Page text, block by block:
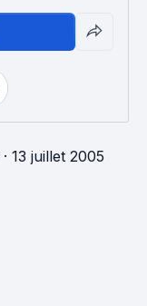
· 13 juillet 2005